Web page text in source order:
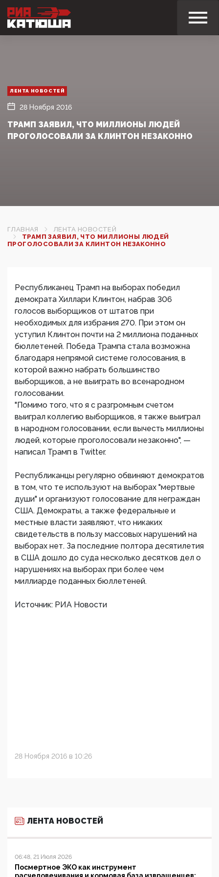
ЛЕНТА НОВОСТЕЙ
28 Ноября 2016
ТРАМП ЗАЯВИЛ, ЧТО МИЛЛИОНЫ ЛЮДЕЙ
ПРОГОЛОСОВАЛИ ЗА КЛИНТОН НЕЗАКОННО
ГЛАВНАЯ
ЛЕНТА НОВОСТЕЙ
ТРАМП ЗАЯВИЛ, ЧТО МИЛЛИОНЫ ЛЮДЕЙ
ПРОГОЛОСОВАЛИ ЗА КЛИНТОН НЕЗАКОННО
Республиканец Трамп на выборах победил
демократа Хиллари Клинтон, набрав 306
голосов выборщиков от штатов при
необходимых для избрания 270. При этом он
уступил Клинтон почти на 2 миллиона поданных
бюллетеней. Победа Трампа стала возможна
благодаря непрямой системе голосования, в
которой важно набрать большинство
выборщиков, а не выиграть во всенародном
голосовании.
"Помимо того, что я с разгромным счетом
выиграл коллегию выборщиков, я также выиграл
в народном голосовании, если вычесть миллионы
людей, которые проголосовали незаконно", —
написал Трамп в Twitter.
Республиканцы регулярно обвиняют демократов
в том, что те используют на выборах "мертвые
души" и организуют голосование для неграждан
США. Демократы, а также федеральные и
местные власти заявляют, что никаких
свидетельств в пользу массовых нарушений на
выборах нет. За последние полтора десятилетия
в США дошло до суда несколько десятков дел о
нарушениях на выборах при более чем
миллиарде поданных бюллетеней.
Источник: РИА Новости
28 Ноября 2016 в 10:26
ЛЕНТА НОВОСТЕЙ
06:48, 21 Июля 2026
Посмертное ЭКО как инструмент